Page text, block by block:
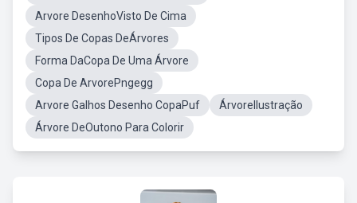
Arvore DesenhoVisto De Cima
Tipos De Copas DeÁrvores
Forma DaCopa De Uma Árvore
Copa De ArvorePngegg
Arvore Galhos Desenho CopaPuf
ÁrvoreIlustração
Árvore DeOutono Para Colorir